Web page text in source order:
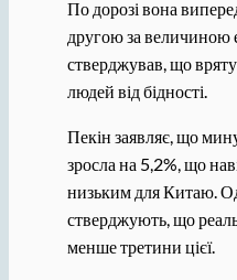
По дорозі вона
другою за величиною
стверджував, що
людей від бідності.
Пекін заявляє, що
зросла на 5,2%, що
низьким для Китаю.
стверджують, що
менше третини цієї.